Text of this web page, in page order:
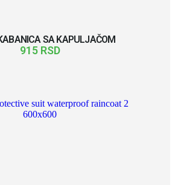
SA KAPULJAČOM
915 RSD